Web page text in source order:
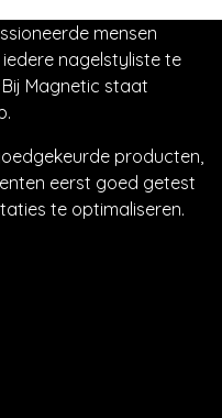
mensen
nagelstyliste te
Magnetic staat
producten,
eerst goed getest
te optimaliseren.